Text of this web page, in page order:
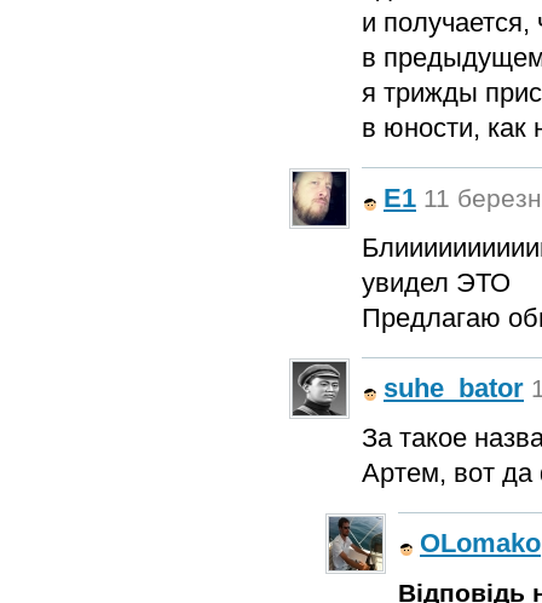
и
в
я трижды
в юности, как
E1 11
увидел ЭТО
Предлагаю
suhe_bator
За такое
Артем, вот да
OLomako
Відповідь